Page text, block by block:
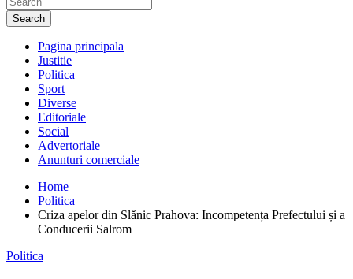
Search
Pagina principala
Justitie
Politica
Sport
Diverse
Editoriale
Social
Advertoriale
Anunturi comerciale
Home
Politica
Criza apelor din Slănic Prahova: Incompetența Prefectului și a
Conducerii Salrom
Politica